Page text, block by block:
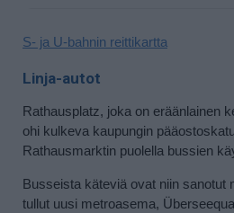
S- ja U-bahnin reittikartta
Linja-autot
Rathausplatz, joka on eräänlainen
ohi kulkeva kaupungin
Rathausmarktin puolella bussien
Busseista käteviä ovat niin sanotut
tullut uusi metroasema,